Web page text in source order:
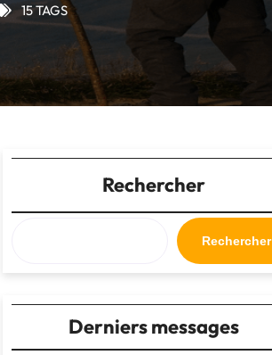
15 TAGS
Rechercher
Rechercher
Derniers messages